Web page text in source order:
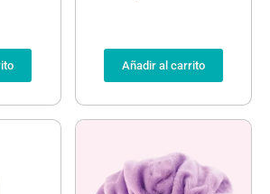
Añadir al carrito